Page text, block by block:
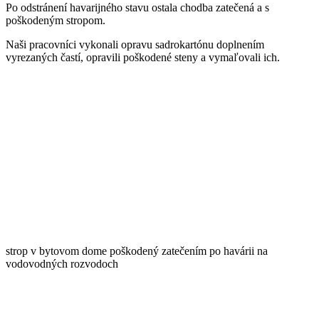
Po odstránení havarijného stavu ostala chodba zatečená a s
poškodeným stropom.
Naši pracovníci vykonali opravu sadrokartónu doplnením
vyrezaných častí, opravili poškodené steny a vymaľovali ich.
strop v bytovom dome poškodený zatečením po havárii na
vodovodných rozvodoch